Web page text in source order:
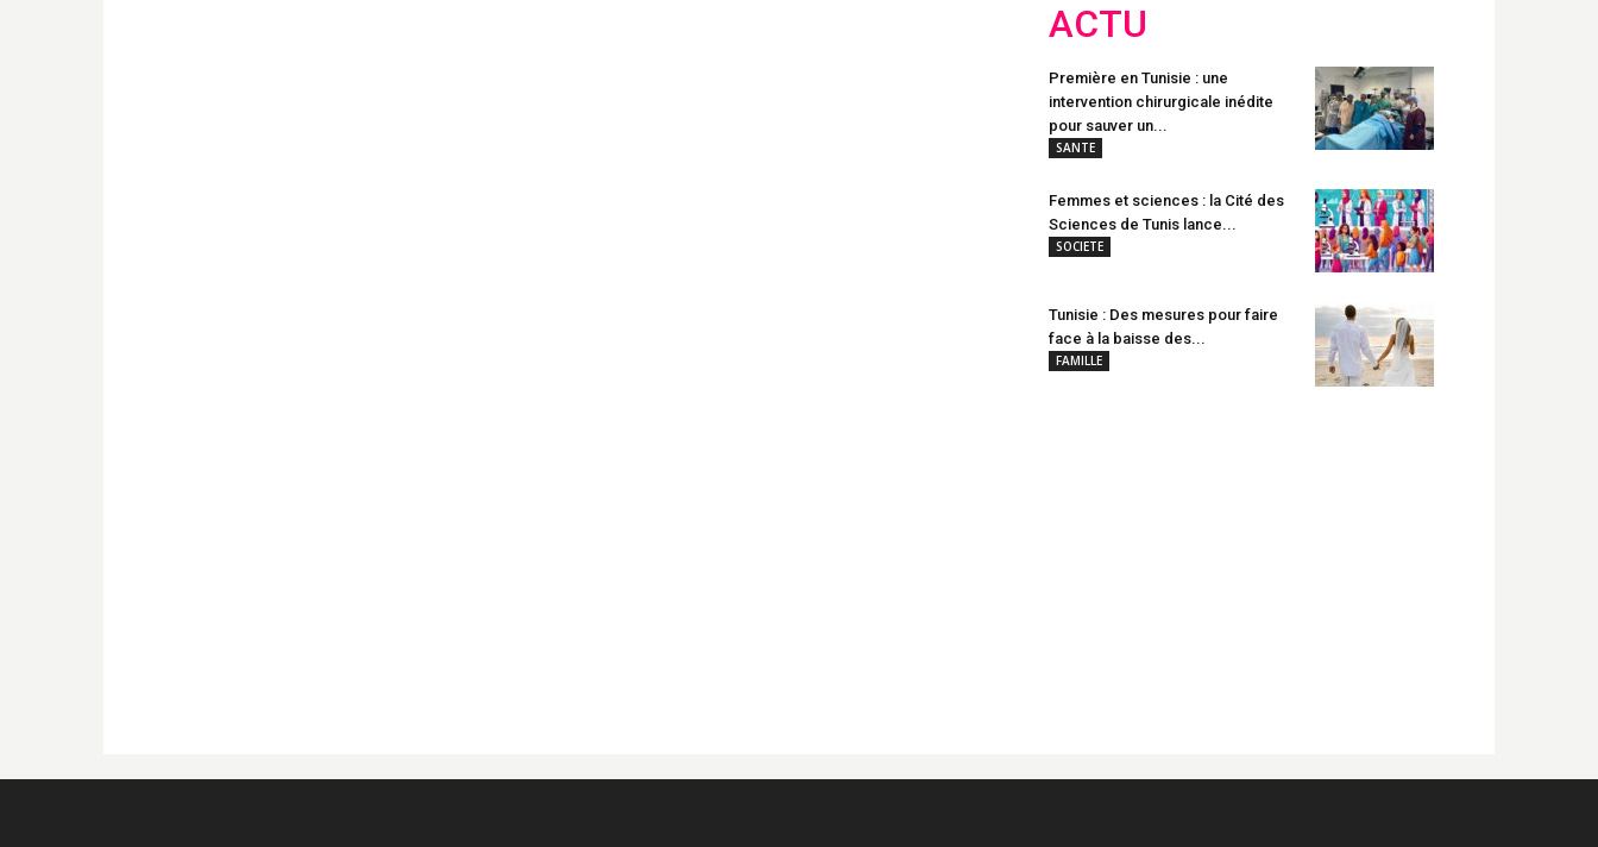
ACTU
Première en Tunisie : une
intervention chirurgicale inédite
pour sauver un...
SANTE
Femmes et sciences : la Cité des
Sciences de Tunis lance...
SOCIETE
Tunisie : Des mesures pour faire
face à la baisse des...
FAMILLE